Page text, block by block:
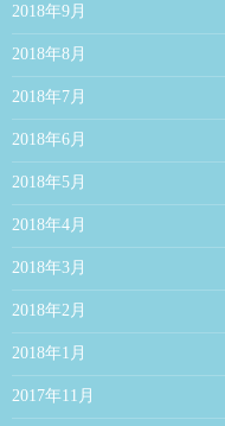
2018年9月
2018年8月
2018年7月
2018年6月
2018年5月
2018年4月
2018年3月
2018年2月
2018年1月
2017年11月